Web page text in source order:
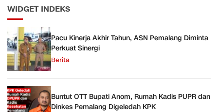
WIDGET INDEKS
Pacu Kinerja Akhir Tahun, ASN Pemalang Diminta
Perkuat Sinergi
Berita
Buntut OTT Bupati Anom, Rumah Kadis PUPR dan
Dinkes Pemalang Digeledah KPK